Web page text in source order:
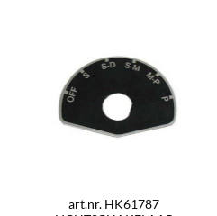
art.nr. HK61787